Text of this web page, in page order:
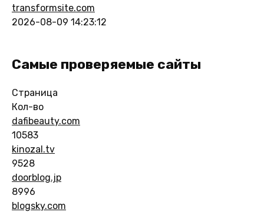
transformsite.com
2026-08-09 14:23:12
Самые проверяемые сайты
Страница
Кол-во
dafibeauty.com
10583
kinozal.tv
9528
doorblog.jp
8996
blogsky.com